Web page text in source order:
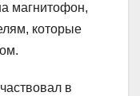
магнитофон,
которые
в